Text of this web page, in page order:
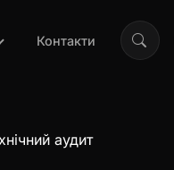
Контакти
аудит